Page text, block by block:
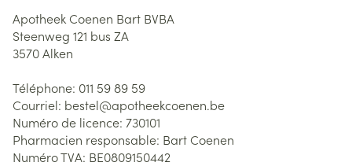
Apotheek Coenen Bart BVBA
Steenweg 121 bus ZA
3570Alken
Téléphone: 011 59 89 59
Courriel: bestel@apotheekcoenen.be
Numéro de licence: 730101
Pharmacien responsable: Bart Coenen
Numéro TVA: BE0809150442